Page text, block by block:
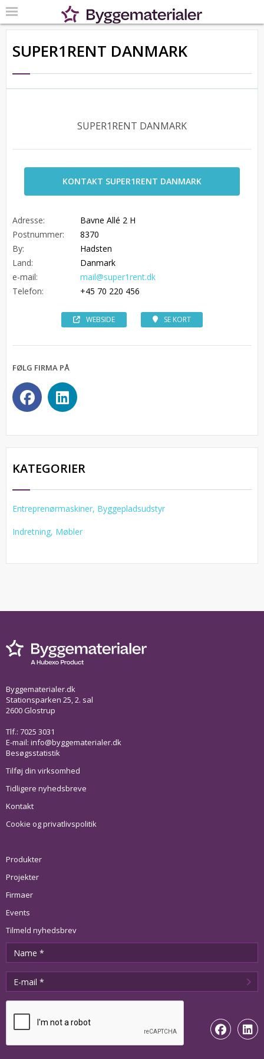
SUPER1RENT DANMARK
SUPER1RENT DANMARK
KONTAKT SUPER1RENT DANMARK
Adresse:
Bavne Allé 2 H
Postnummer:
8370
By:
Hadsten
Land:
Danmark
e-mail:
mail@super1rent.dk
Telefon:
+45 70 220 456
WEBSIDE SE KORT
FØLG FIRMA PÅ
KATEGORIER
Entreprenørmaskiner, Byggepladsudstyr
Indretning, Møbler
Byggematerialer.dk
Stationsparken 25, 2. sal
2600 Glostrup
Tlf.: 7025 3031
E-mail: info@byggematerialer.dk
Besøgsstatistik
Tilføj din virksomhed
Tidligere nyhedsbreve
Kontakt
Cookie og privatlivspolitik
Produkter
Projekter
Firmaer
Events
Tilmeld nyhedsbrev